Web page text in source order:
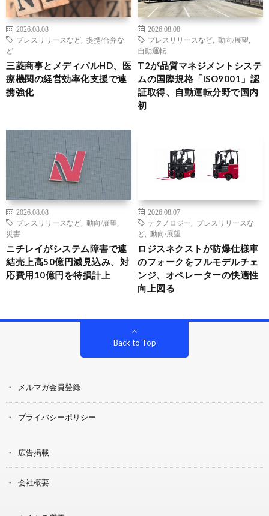
2026.08.08
プレスリリースなど
提携/合弁な
ど
三菱商事とメディパルHD、医
療機関の経営効率化支援で連
携強化
2026.08.08
プレスリリースなど
動向/展望
自動運転
T2が品質マネジメントシステ
ムの国際規格「ISO9001」認
証取得、自動運転分野で国内
初
2026.08.08
プレスリリースなど
動向/展望
災害
ニチレイがシステム障害で連
結売上高50億円減見込み、対
応費用10億円を特損計上
2026.08.07
テクノロジー
プレスリリースな
ど
動向/展望
ロジスネクストが防爆仕様車
のフォークをフルモデルチェ
ンジ、オペレーターの快適性
向上図る
Back to Top
メルマガ会員登録
プライバシーポリシー
広告掲載
会社概要